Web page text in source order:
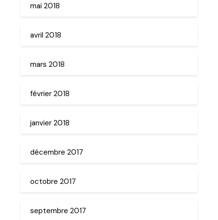
mai 2018
avril 2018
mars 2018
février 2018
janvier 2018
décembre 2017
octobre 2017
septembre 2017